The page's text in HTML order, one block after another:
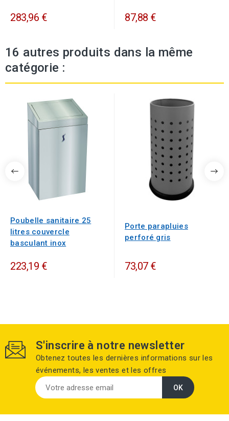
283,96 € 87,88 €
16 autres produits dans la même
catégorie :
Poubelle sanitaire 25
litres couvercle
basculant inox
223,19 €
Porte parapluies
perforé gris
73,07 €
S'inscrire à notre newsletter
Obtenez toutes les dernières informations sur les
événements, les ventes et les offres